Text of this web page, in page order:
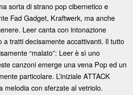
sorta di strano pop cibernetico e
Fad Gadget, Kraftwerk, ma anche
Leer canta con intonazione
a tratti decisamente accattivanti. Il tutto
“malato”: Leer è sì uno
canzoni emerge una vena Pop ed un
particolare. L’iniziale ATTACK
melodia con sferzate al vetriolo.